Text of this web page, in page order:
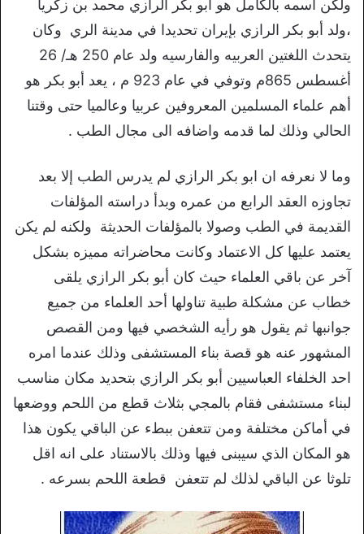
ولكن اسمه بالكامل هو أبو بكر الرازي محمد بن زكريا
،ولد أبو بكر الرازي بإيران تحديدا في مدينة الري وكان
يتحدث اللغتين العربيه والفارسيه ولد عام 250 هـ/ 26
أغسطس 865م وتوفي في عام 923 م ، يعد أبو بكر هو
أهم علماء المسلمين المعروفين عربيا وعالميا حتى وقتنا
الحالي وذلك لما قدمه واضافه الى مجال الطب .
وما لا نعرفه ان ابو بكر الرازي لم يدرس الطب إلا بعد
تجاوزه العقد الرابع من عمره وبدأ دراسته المؤلفات
القديمة في الطب وصولا بالمؤلفات الحديثة ولكنه لم يكن
يعتمد عليها كل الاعتماد وكانت محاضراته مميزه بشكل
آخر عن باقي العلماء حيث كان أبو بكر الرازي يلقى
خطاب عن مشكلة طبية تناولها أحد العلماء من جميع
جوانبها ثم يقول هو رأيه الشخصي فيها ومن القصص
المشهور عنه هو قصة بناء المستشفى وذلك عندما امره
احد الخلفاء العباسيين أبو بكر الرازي بتحديد مكان مناسب
لبناء مستشفى فقام بالمجي بثلاث قطع من اللحم ووضعها
في أماكن مختلفة ومن تتعفن ببطء عن الباقي يكون هذا
هو المكان الذي سيبنى فيها وذلك بالاستناد على انه اقل
تلوثا عن الباقي لذلك لم تتعفن قطعة اللحم بسرعه .